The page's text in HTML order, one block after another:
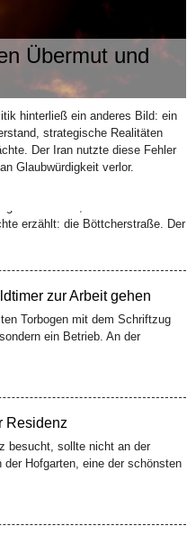
Übermut und
hinterließ ein anderes Bild: ein
strategische Realitäten
Der Iran nutzte diese Fehler
Glaubwürdigkeit verlor.
Gesamtkunstwerk
eine Gasse, die kaum 100
erzählt: die Böttcherstraße. Der
zur Arbeit gehen
Residenz